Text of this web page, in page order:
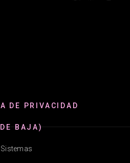
DE PRIVACIDAD
DE BAJA)